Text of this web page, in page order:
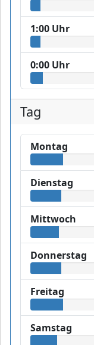
1:00 Uhr
0:00 Uhr
Tag
Montag
Dienstag
Mittwoch
Donnerstag
Freitag
Samstag